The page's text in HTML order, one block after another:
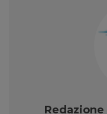
Redazione